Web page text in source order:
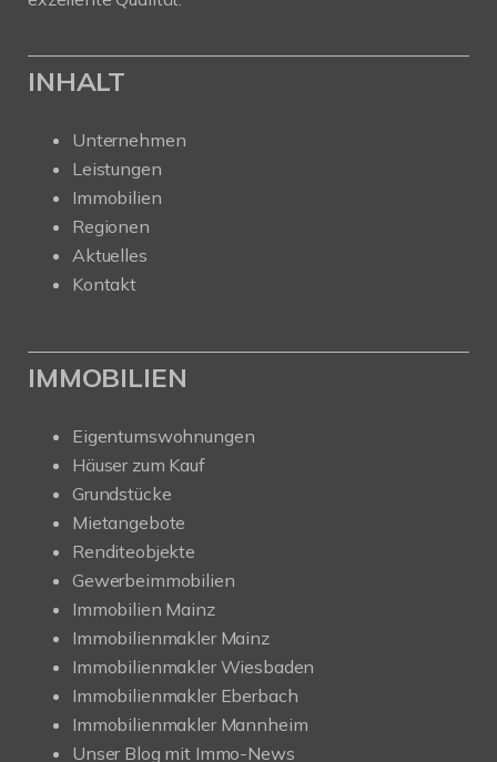
INHALT
Unternehmen
Leistungen
Immobilien
Regionen
Aktuelles
Kontakt
IMMOBILIEN
Eigentumswohnungen
Häuser zum Kauf
Grundstücke
Mietangebote
Renditeobjekte
Gewerbeimmobilien
Immobilien Mainz
Immobilienmakler Mainz
Immobilienmakler Wiesbaden
Immobilienmakler Eberbach
Immobilienmakler Mannheim
Unser Blog mit Immo-News